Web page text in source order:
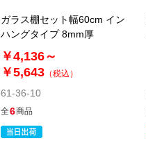
ガラス棚セット幅60cm イン
ハングタイプ 8mm厚
￥4,136～
￥5,643 （税込）
61-36-10
全6商品